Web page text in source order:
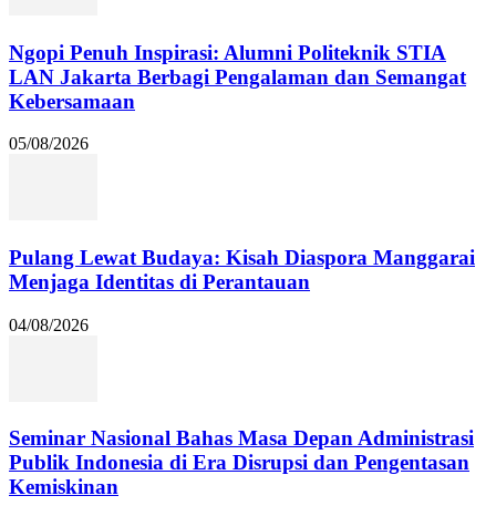
Ngopi Penuh Inspirasi: Alumni Politeknik STIA
LAN Jakarta Berbagi Pengalaman dan Semangat
Kebersamaan
05/08/2026
Pulang Lewat Budaya: Kisah Diaspora Manggarai
Menjaga Identitas di Perantauan
04/08/2026
Seminar Nasional Bahas Masa Depan Administrasi
Publik Indonesia di Era Disrupsi dan Pengentasan
Kemiskinan